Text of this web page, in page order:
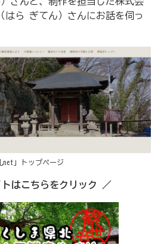
はら ぎてん）さんにお話を伺っ
net」トップページ
はこちらをクリック ／